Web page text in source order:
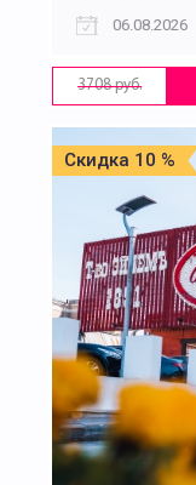
06.08.2026
3708 руб.
Скидка 10 %